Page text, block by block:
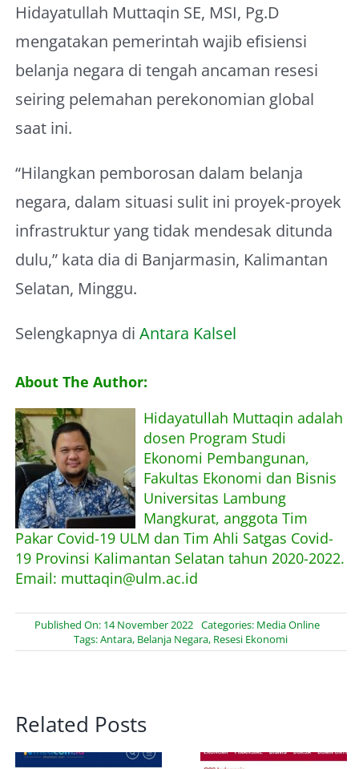
Hidayatullah Muttaqin SE, MSI, Pg.D
mengatakan pemerintah wajib efisiensi
belanja negara di tengah ancaman resesi
seiring pelemahan perekonomian global
saat ini.
“Hilangkan pemborosan dalam belanja
negara, dalam situasi sulit ini proyek-proyek
infrastruktur yang tidak mendesak ditunda
dulu,” kata dia di Banjarmasin, Kalimantan
Selatan, Minggu.
Selengkapnya di Antara Kalsel
About The Author:
Hidayatullah Muttaqin adalah
dosen Program Studi
Ekonomi Pembangunan,
Fakultas Ekonomi dan Bisnis
Universitas Lambung
Mangkurat, anggota Tim
Pakar Covid-19 ULM dan Tim Ahli Satgas Covid-
19 Provinsi Kalimantan Selatan tahun 2020-2022.
Email: muttaqin@ulm.ac.id
Published On: 14 November 2022 Categories: Media Online
Tags:Antara, Belanja Negara, Resesi Ekonomi
Related Posts